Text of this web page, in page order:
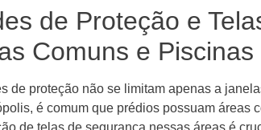
de Proteção e
Comuns e
de proteção não se limitam apenas a
é comum que prédios possuam áreas
de telas de segurança nessas áreas é